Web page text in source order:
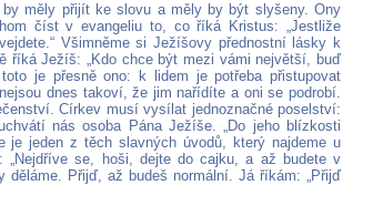
měly přijít ke slovu a měly by být slyšeny. Ony
číst v evangeliu to, co říká Kristus: „Jestliže
Všimněme si Ježíšovy přednostní lásky k
říká Ježíš: „Kdo chce být mezi vámi největší, buď
je přesně ono: k lidem je potřeba přistupovat
dnes takoví, že jim nařídíte a oni se podrobí.
Církev musí vysílat jednoznačné poselství:
nás osoba Pána Ježíše. „Do jeho blízkosti
je jeden z těch slavných úvodů, který najdeme u
se, hoši, dejte do cajku, a až budete v
Přijď, až budeš normální. Já říkám: „Přijď